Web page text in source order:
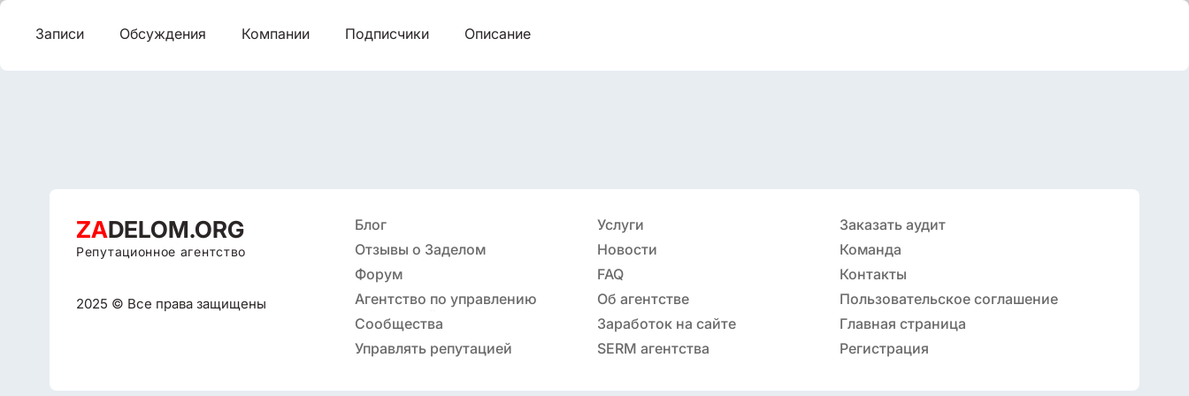
Записи Обсуждения Компании Подписчики Описание
ZADELOM.ORG
Репутационное агентство
2025 © Все права защищены
Блог Услуги
Заказать аудит
Отзывы о Заделом
Новости
Команда
Форум
FAQ
Контакты
Агентство по управлению
репутацией
Об агентстве
Пользовательское соглашение
Сообщества
Заработок на сайте
Главная страница
Управлять репутацией
SERM агентства Регистрация